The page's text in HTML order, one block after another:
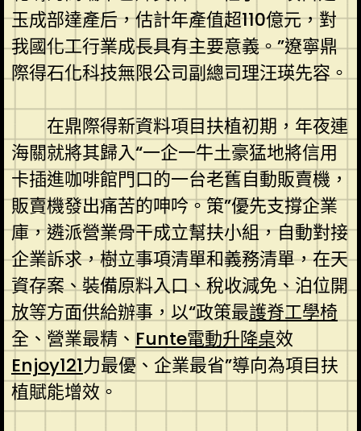
玉成部達產后，估計年產值超110億元，對
我國化工行業成長具有主要意義。”遼寧鼎
際得石化科技無限公司副總司理汪瑛先容。
在鼎際得新資料項目扶植初期，年夜連
海關就將其歸入“一企一牛土豪猛地將信用
卡插進咖啡館門口的一台老舊自動販賣機，
販賣機發出痛苦的呻吟。策”優先支撐企業
庫，遴派營業骨干成立幫扶小組，自動對接
企業訴求，樹立事項清單和義務清單，在天
資存案、裝備原料入口、稅收減免、泊位開
放等方面供給辦事，以“政策最護脊工學椅
全、營業最精、 Funte電動升降桌效
Enjoy121力最優、企業最省”導向為項目扶
植賦能增效。